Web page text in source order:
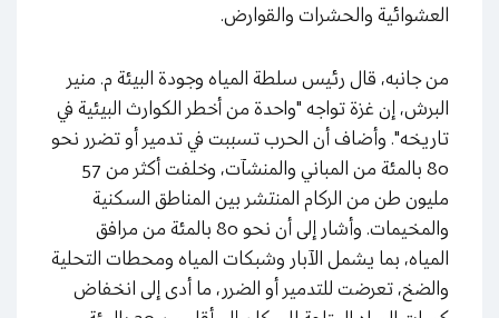
العشوائية والحشرات والقوارض.
من جانبه، قال رئيس سلطة المياه وجودة البيئة م. منير
البرش، إن غزة تواجه "واحدة من أخطر الكوارث البيئية في
تاريخه". وأضاف أن الحرب تسببت في تدمير أو تضرر نحو
80 بالمئة من المباني والمنشآت، وخلفت أكثر من 57
مليون طن من الركام المنتشر بين المناطق السكنية
والمخيمات. وأشار إلى أن نحو 80 بالمئة من مرافق
المياه، بما يشمل الآبار وشبكات المياه ومحطات التحلية
والضخ، تعرضت للتدمير أو الضرر، ما أدى إلى انخفاض